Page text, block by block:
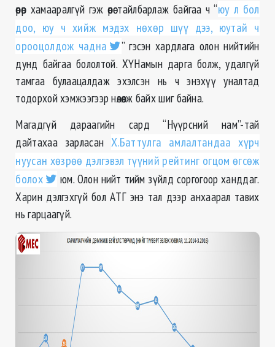
өөрөөр хамааралгүй гэж өөрөө тайлбарлаж байгаа ч “юу л бол
доо, юу ч хийж мэдэх нөхөр шүү дээ, юутай ч
орооцолдож чадна
” гэсэн хардлага олон нийтийн
дунд байгаа бололтой. ХҮНамын дарга болж, удалгүй
тамгаа булаацалдаж эхэлсэн нь ч энэхүү уналтад
тодорхой хэмжээгээр нөлөөлж байх шиг байна.
Магадгүй дараагийн сард “Нүүрсний нам”-тай
дайтахаа зарласанХ.Баттулга амлалтандаа хүрч
нуусан хөзрөө дэлгэвэл түүний рейтинг огцом өгсөж
болох
юм. Олон нийт тийм зүйлд соргогоор ханддаг.
Харин дэлгэхгүй бол АТГ энэ тал дээр анхаарал тавих
нь гарцаагүй.